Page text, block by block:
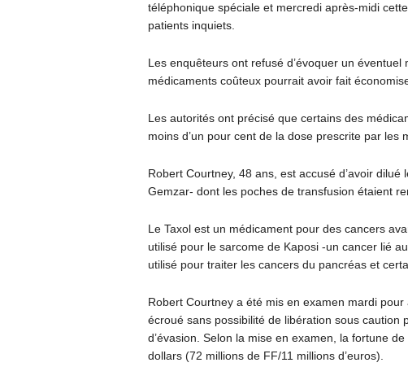
téléphonique spéciale et mercredi après-midi
patients inquiets.
Les enquêteurs ont refusé d’évoquer un
médicaments coûteux pourrait avoir fait
Les autorités ont précisé que certains des
moins d’un pour cent de la dose prescrite par les
Robert Courtney, 48 ans, est accusé d’avoir
Gemzar- dont les poches de transfusion étaient
Le Taxol est un médicament pour des cancers
utilisé pour le sarcome de Kaposi -un cancer lié
utilisé pour traiter les cancers du pancréas et
Robert Courtney a été mis en examen mardi
écroué sans possibilité de libération sous caution
d’évasion. Selon la mise en examen, la fortune
dollars (72 millions de FF/11 millions d’euros).